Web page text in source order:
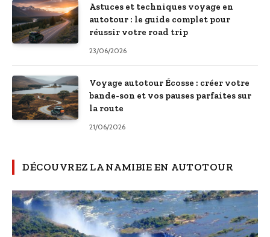
Astuces et techniques voyage en
autotour : le guide complet pour
réussir votre road trip
23/06/2026
Voyage autotour Écosse : créer votre
bande-son et vos pauses parfaites sur
la route
21/06/2026
DÉCOUVREZ LA NAMIBIE EN AUTOTOUR